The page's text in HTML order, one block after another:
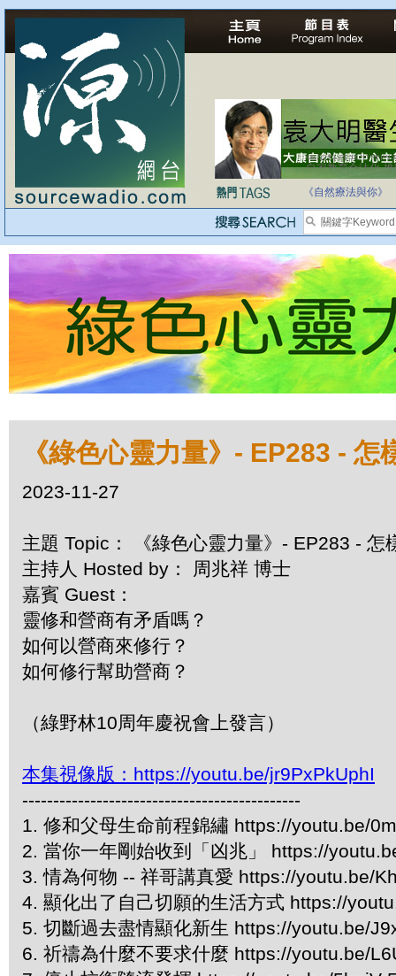
自家教育合法化-
《自然療法與你》
《綠色心靈力量》- EP283 - 怎
2023-11-27
主題 Topic： 《綠色心靈力量》- EP283 - 怎
主持人 Hosted by： 周兆祥 博士
嘉賓 Guest：
靈修和營商有矛盾嗎？
如何以營商來修行？
如何修行幫助營商？
（綠野林10周年慶祝會上發言）
本集視像版：https://youtu.be/jr9PxPkUphI
---------------------------------------------
1. 修和父母生命前程錦繡 https://youtu.be/
2. 當你一年剛始收到「凶兆」 https://
3. 情為何物 -- 祥哥講真愛 https://youtu.be/
4. 顯化出了自己切願的生活方式 https://
5. 切斷過去盡情顯化新生 https://youtu.be/
6. 祈禱為什麼不要求什麼 https://youtu.be/